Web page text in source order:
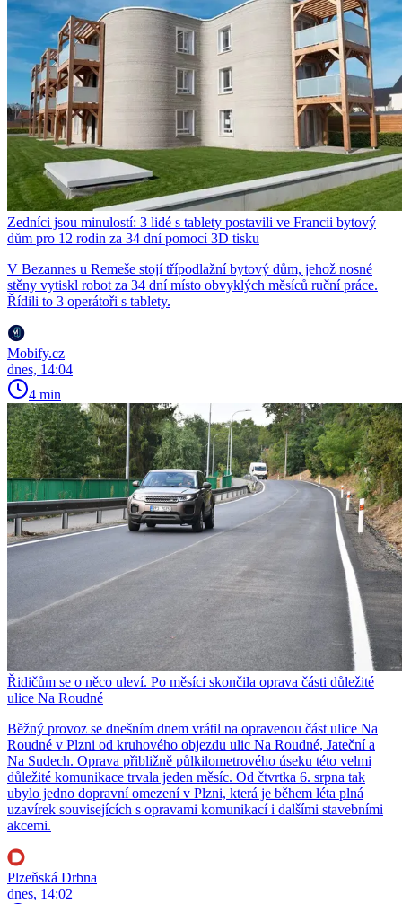
Zedníci jsou minulostí: 3 lidé s tablety postavili ve Francii bytový
dům pro 12 rodin za 34 dní pomocí 3D tisku
V Bezannes u Remeše stojí třípodlažní bytový dům, jehož nosné
stěny vytiskl robot za 34 dní místo obvyklých měsíců ruční práce.
Řídili to 3 operátoři s tablety.
Mobify.cz
dnes, 14:04
4 min
Řidičům se o něco uleví. Po měsíci skončila oprava části důležité
ulice Na Roudné
Běžný provoz se dnešním dnem vrátil na opravenou část ulice Na
Roudné v Plzni od kruhového objezdu ulic Na Roudné, Jateční a
Na Sudech. Oprava přibližně půlkilometrového úseku této velmi
důležité komunikace trvala jeden měsíc. Od čtvrtka 6. srpna tak
ubylo jedno dopravní omezení v Plzni, která je během léta plná
uzavírek souvisejících s opravami komunikací i dalšími stavebními
akcemi.
Plzeňská Drbna
dnes, 14:02